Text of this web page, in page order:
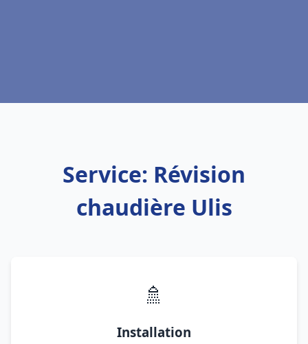
Service: Révision
chaudière Ulis
🚿
Installation